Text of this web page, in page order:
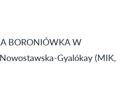
BORONIÓWKA W
Gyalókay (MIK,